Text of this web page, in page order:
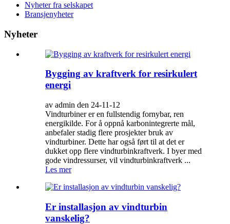
Nyheter fra selskapet
Bransjenyheter
Nyheter
Bygging av kraftverk for resirkulert
energi
av admin den 24-11-12
Vindturbiner er en fullstendig fornybar, ren
energikilde. For å oppnå karbonintegrerte mål,
anbefaler stadig flere prosjekter bruk av
vindturbiner. Dette har også ført til at det er
dukket opp flere vindturbinkraftverk. I byer med
gode vindressurser, vil vindturbinkraftverk ...
Les mer
Er installasjon av vindturbin
vanskelig?